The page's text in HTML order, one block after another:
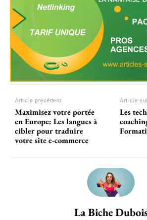
Article précédent
Maximisez votre portée
en Europe: Les langues à
cibler pour traduire
votre site e-commerce
Article
Les
La Biche